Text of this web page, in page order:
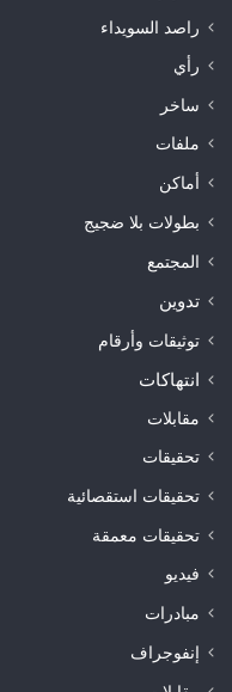
راصد السويداء
رأي
ساخر
ملفات
أماكن
بطولات بلا ضجيج
المجتمع
تدوين
توثيقات وأرقام
انتهاكات
مقابلات
تحقيقات
تحقيقات استقصائية
تحقيقات معمقة
فيديو
مبادرات
إنفوجراف